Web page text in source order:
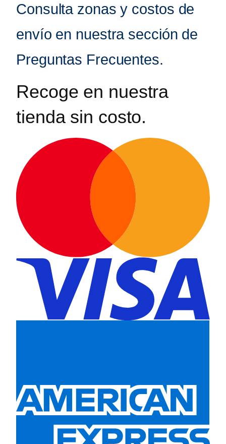
Consulta zonas y costos de
envío en nuestra sección de
Preguntas Frecuentes.
Recoge en nuestra
tienda sin costo.